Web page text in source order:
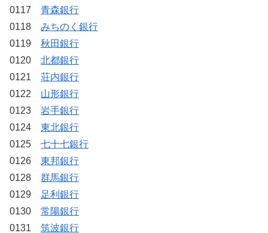
0117 青森銀行
0118 みちのく銀行
0119 秋田銀行
0120 北都銀行
0121 荘内銀行
0122 山形銀行
0123 岩手銀行
0124 東北銀行
0125 七十七銀行
0126 東邦銀行
0128 群馬銀行
0129
足利銀行
0130 常陽銀行
0131 筑波銀行